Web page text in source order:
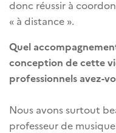
donc réussir à
« à distance ».
Quel
conception de cette
professionnels avez-
Nous avons surtout
professeur de